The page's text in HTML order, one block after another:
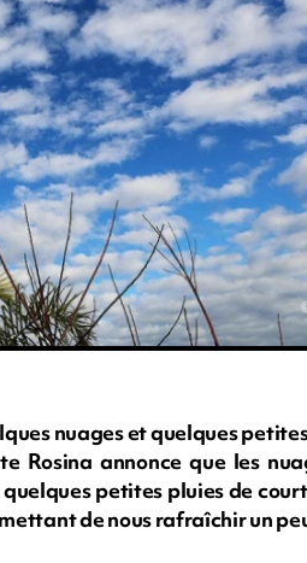
nuages et quelques
Rosina annonce que les
petites pluies de
de nous rafraîchir un